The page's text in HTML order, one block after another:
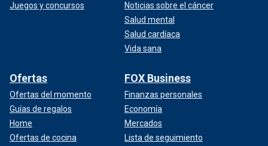
Juegos y concursos
Noticias sobre el cáncer
Salud mental
Salud cardíaca
Vida sana
Ofertas
Ofertas del momento
Guías de regalos
Home
Ofertas de cocina
FOX Business
Finanzas personales
Economía
Mercados
Lista de seguimiento